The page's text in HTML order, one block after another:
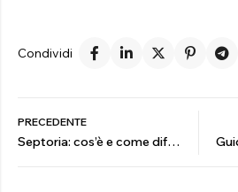
Condividi
PRECEDENTE
Septoria: cos’è e come difendersi da questo fungo